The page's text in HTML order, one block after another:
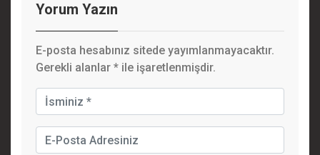
Yorum Yazın
E-posta hesabınız sitede yayımlanmayacaktır.
Gerekli alanlar * ile işaretlenmişdir.